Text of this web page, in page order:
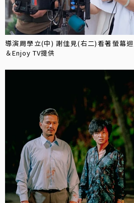
導演周學立(中) 謝佳見(右二)看著螢幕
＆Enjoy TV提供